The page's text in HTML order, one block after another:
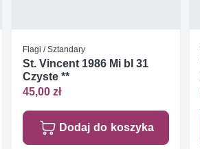
Flagi / Sztandary
St. Vincent 1986 Mi bl 31
Czyste **
45,00 zł
Dodaj do koszyka